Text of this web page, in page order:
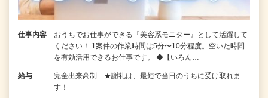
仕事内容
おうちでお仕事ができる『美容系モニター』として活躍して
ください！ 1案件の作業時間は5分〜10分程度。空いた時間
を有効活用できるお仕事です。 ◆【いろん…
給与
完全出来高制 ★謝礼は、最短で当日のうちに受け取れま
す！